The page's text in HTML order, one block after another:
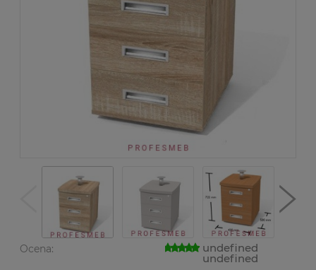
Ocena: undefined
undefined